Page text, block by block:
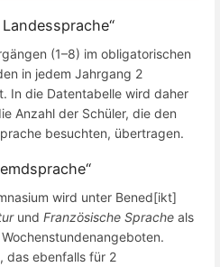
(1–8) im obligatorischen
in jedem Jahrgang 2
In die Datentabelle wird daher
Anzahl der Schüler, die den
besuchten, übertragen.
wird unter Bened[ikt]
und Französische Sprache als
, das ebenfalls für 2